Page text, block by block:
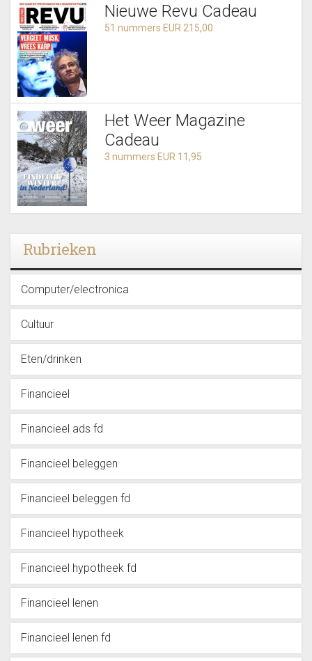
Nieuwe Revu Cadeau
51 nummers EUR 215,00
Het Weer Magazine
Cadeau
3 nummers EUR 11,95
Rubrieken
Computer/electronica
Cultuur
Eten/drinken
Financieel
Financieel ads fd
Financieel beleggen
Financieel beleggen fd
Financieel hypotheek
Financieel hypotheek fd
Financieel lenen
Financieel lenen fd